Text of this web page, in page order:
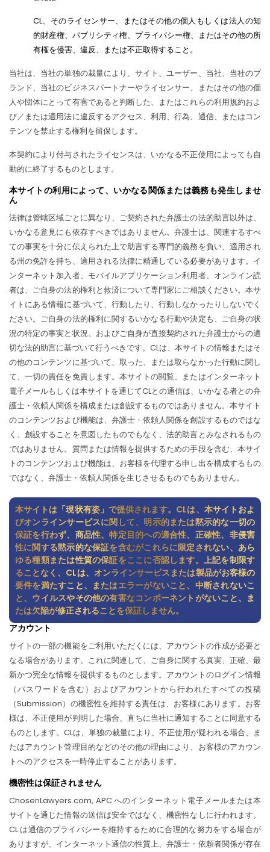
CL、そのライセンサー、またはその他の個人もしくは法人の知
的財産権、パブリシティ権、プライバシー権、またはその他の所
有権を侵害、違反、または不正取得すること。
当社は、当社の単独の裁量により、サイト、ユーザー、当社、当社のブ
ランド、当社のビジネスパートナーやライセンサー、またはその他の個
人や団体にとって有害であると判断した、またはこれらの利用規約およ
び／または適用法に違反するアクセス、利用、行為、通信、またはコン
テンツを禁止する権利を留保します。
本契約により付与されたライセンスは、いかなる不正使用によっても自
動的に終了するものとします。
本サイトの利用によって、いかなる関係または義務も発生しませ
ん
法律は管轄区域ごとに異なり、ご契約された弁護士の法的助言以外は、
いかなる意見にも依存すべきではありません。弁護士は、関連するすべ
ての事実を十分に伝えられた上で助言する専門的義務を負い、適用され
る州の免許を持ち、適用される法律に精通している必要があります。イ
ンターネット加入者、モバイルアプリケーション利用者、オンライン読
者は、ご自身の法的権利と救済について専門家にご相談ください。本サ
イトにある情報に基づいて、行動したり、行動しなかったりしないでく
ださい。ご自身の法的権利に関するいかなる行動や決定も、ご自身の状
況の特定の事実と状況、およびご自身が直接契約された弁護士からの適
切な法的助言に基づいて行うべきです。CLは、本サイトの情報またはそ
の他のコンテンツに基づいて、取った、または取らなかった行動に関し
て、一切の責任を免責します。本サイトの閲覧、またはインターネット
電子メールもしくは本サイトを通じてCLとの通信は、いかなる者との弁
護士・依頼人関係を構成または創設するものではありません。本サイト
のコンテンツおよび機能は、弁護士・依頼人関係を創設するものではな
く、創設することを意図したものでもなく、法的助言とみなされるもの
ではありません。質問または情報を提供するための手段を含む、本サイ
トのコンテンツおよび機能は、お客様を代理する申し出を構成するもの
ではなく、弁護士・依頼人関係を生じさせるものでもありません。
本サイトは「現状有姿」で提供されます。CLは、本サイトおよ
びオンラインサービスに関して、明示的または黙示的な一切の
保証を行わず、商品性、特定目的への適合性、正確性、非侵害
性に関する黙示的な保証を含むがこれらに限定されない、あら
ゆる種類または性質の保証をここに否認します。上記を制限す
ることなく、CLは、オンラインサービスまたは製品がお客様の
要件を満たすこと、またはエラーがないこと、中断されないこ
と、ウイルスやその他の有害なコンポーネントがないこと、ま
たは欠陥が修正されることを保証しません。
アカウント
サイトの一部の機能をご利用いただくには、アカウントの作成が必要と
なる場合があります。これに関連して、ご自身に関する真実、正確、最
新かつ完全な情報を提供するものとします。アカウントのログイン情報
（パスワードを含む）およびアカウントから行われたすべての投稿
（Submission）の機密性を維持する責任は、お客様にあります。お客
様は、不正使用が判明した場合、直ちに当社に通知することに同意する
ものとします。CLは、単独の裁量により、不正使用が疑われる場合、ま
たはアカウント管理目的などのその他の理由により、お客様のアカウン
トへのアクセスを一時停止することがあります。
機密性は保証されません
ChosenLawyers.com, APC へのインターネット電子メールまたは本
サイトを通じた情報の送信は安全ではなく、機密性なしに行われます。
CL は通信のプライバシーを維持するために合理的な努力をする場合が
ありますが、インターネット通信の性質上、弁護士・依頼者関係が存在